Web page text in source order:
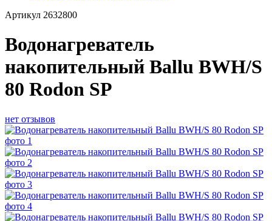
Артикул 2632800
Водонагреватель
накопительный Ballu BWH/S
80 Rodon SP
нет отзывов